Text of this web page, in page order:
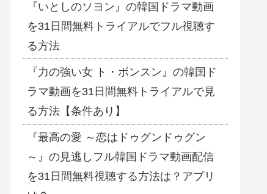
『いとしのソヨン』の韓国ドラマ動画
を31日間無料トライアルでフル視聴す
る方法
『力の強い女 ト・ボンスン』の韓国ド
ラマ動画を31日間無料トライアルで見
る方法【条件あり】
『最高の愛 ～恋はドゥグンドゥグン
～』の見逃しフル韓国ドラマ動画配信
を31日間無料視聴する方法は？アプリ